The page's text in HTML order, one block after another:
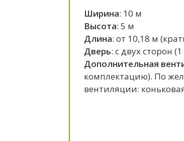
Ширина: 10 м
Высота: 5 м
Длина: от 10,18 м
Дверь: c двух сторон
Дополнительная
комплектацию). По
вентиляции: